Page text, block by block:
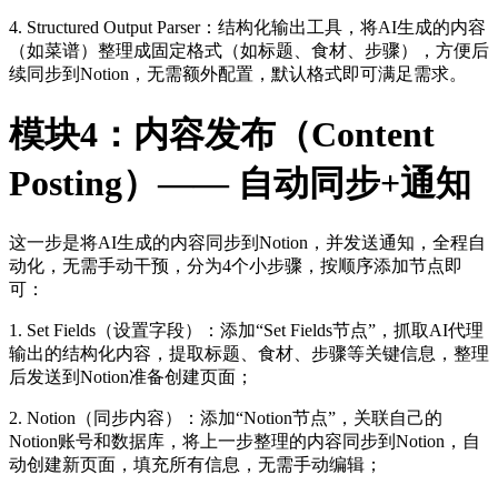
4. Structured Output Parser：结构化输出工具，将AI生成的内容
（如菜谱）整理成固定格式（如标题、食材、步骤），方便后
续同步到Notion，无需额外配置，默认格式即可满足需求。
模块4：内容发布（Content
Posting）—— 自动同步+通知
这一步是将AI生成的内容同步到Notion，并发送通知，全程自
动化，无需手动干预，分为4个小步骤，按顺序添加节点即
可：
1. Set Fields（设置字段）：添加“Set Fields节点”，抓取AI代理
输出的结构化内容，提取标题、食材、步骤等关键信息，整理
后发送到Notion准备创建页面；
2. Notion（同步内容）：添加“Notion节点”，关联自己的
Notion账号和数据库，将上一步整理的内容同步到Notion，自
动创建新页面，填充所有信息，无需手动编辑；